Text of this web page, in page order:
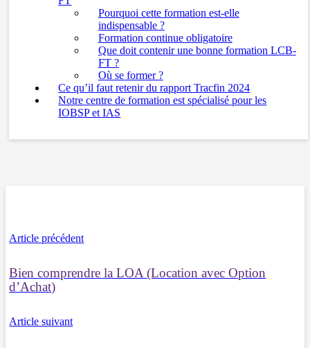
Pourquoi cette formation est-elle
indispensable ?
Formation continue obligatoire
Que doit contenir une bonne formation LCB-
FT ?
Où se former ?
Ce qu’il faut retenir du rapport Tracfin 2024
Notre centre de formation est spécialisé pour les
IOBSP et IAS
Article précédent
Bien comprendre la LOA (Location avec Option
d’Achat)
Article suivant